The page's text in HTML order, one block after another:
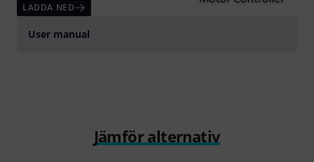
LADDA NED
User manual
Jämför alternativ